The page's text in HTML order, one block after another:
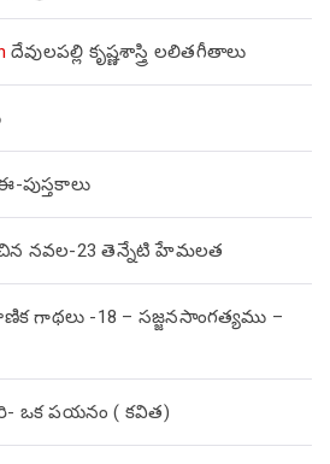
దేవులపల్లి కృష్ణశాస్త్రి లలితగీతాలు
పుస్తకాలు
నవల-23 తెన్నేటి హేమలత
గాథలు -18 – సజ్జనసాంగత్యము –
ఒక పయనం ( కవిత)